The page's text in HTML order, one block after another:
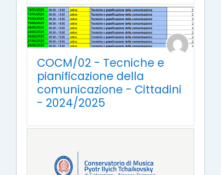
COCM/02 - Tecniche e
pianificazione della
comunicazione - Cittadini
- 2024/2025